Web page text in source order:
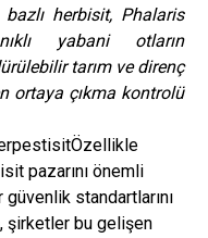
herbisit, Phalaris
yabani otların
tarım ve direnç
ortaya çıkma kontrolü
pestisitÖzellikle
pazarını önemli
standartlarını
şirketler bu gelişen